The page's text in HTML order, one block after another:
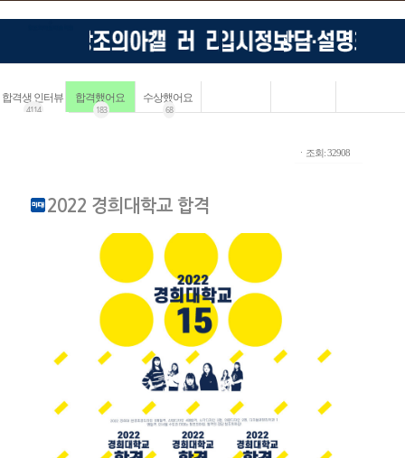
합격생 인터뷰
4114
합격했어요
183
수상했어요
68
ㆍ조회: 32908
2022 경희대학교 합격